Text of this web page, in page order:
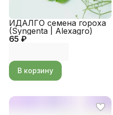
65 ₽
ИДАЛГО семена гороха
(Syngenta | Alexagro)
В корзину